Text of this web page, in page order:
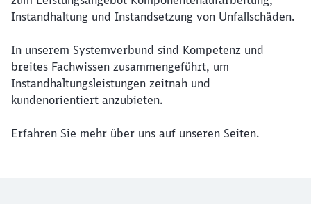
Instandhaltung und Instandsetzung von Unfallschäden.
In unserem Systemverbund sind Kompetenz und
breites Fachwissen zusammengeführt, um
Instandhaltungsleistungen zeitnah und
kundenorientiert anzubieten.
Erfahren Sie mehr über uns auf unseren Seiten.
Möchten Sie zuweitergeleitet
werden?
Abbrechen